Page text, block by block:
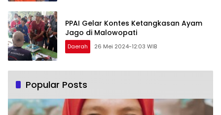
PPAI Gelar Kontes Ketangkasan Ayam
Jago di Malowopati
Daerah 26 Mei 2024-12:03 WIB
Popular Posts